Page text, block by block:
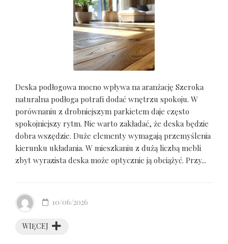
Deska podłogowa mocno wpływa na aranżację Szeroka
naturalna podłoga potrafi dodać wnętrzu spokoju. W
porównaniu z drobniejszym parkietem daje często
spokojniejszy rytm. Nie warto zakładać, że deska będzie
dobra wszędzie. Duże elementy wymagają przemyślenia
kierunku układania. W mieszkaniu z dużą liczbą mebli
zbyt wyrazista deska może optycznie ją obciążyć. Przy...
WIĘCEJ
10/06/2026